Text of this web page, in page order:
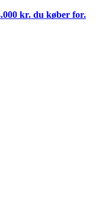
kr. du køber for.